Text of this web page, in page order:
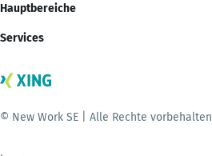
Hauptbereiche
Services
© New Work SE | Alle Rechte vorbehalten